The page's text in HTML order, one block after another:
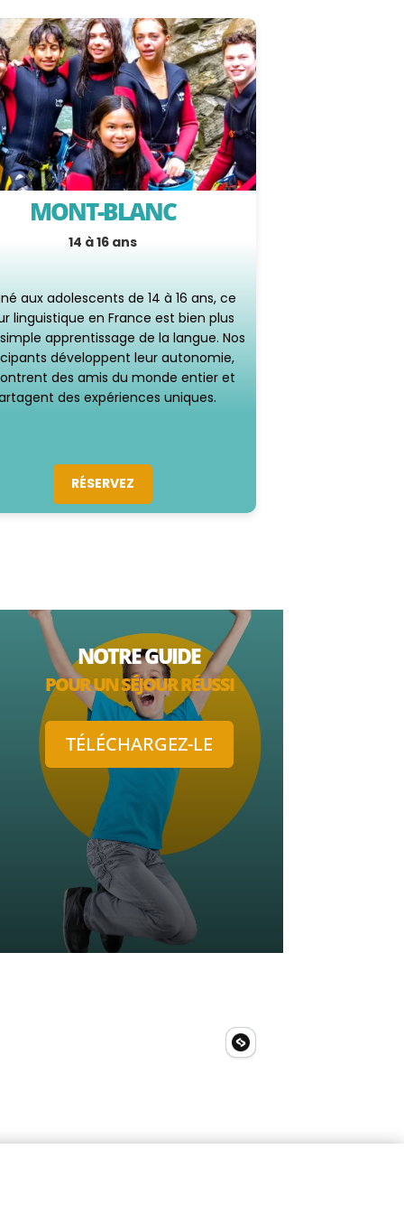
MONT-BLANC
14 à 16 ans
aux adolescents de 14 à 16 ans, ce
linguistique en France est bien plus
apprentissage de la langue. Nos
développent leur autonomie,
des amis du monde entier et
des expériences uniques.
RÉSERVEZ
NOTRE GUIDE
POUR UN SÉJOUR RÉUSSI
TÉLÉCHARGEZ-LE